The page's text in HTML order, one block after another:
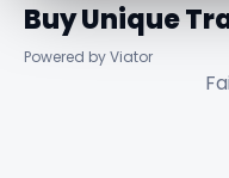
Buy Unique
Powered by Viator